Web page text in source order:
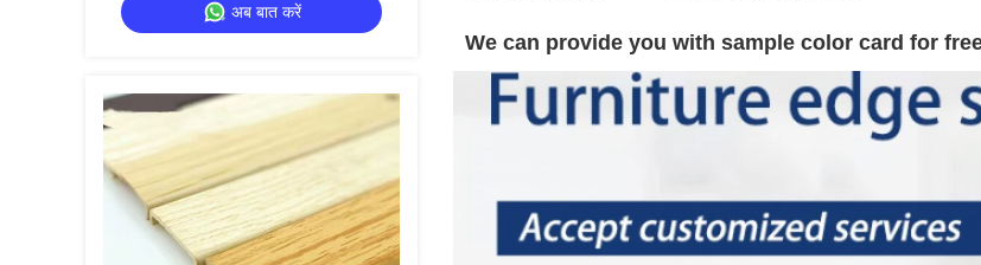
Decoration
अब बात करें
We can provide you with sample color card for